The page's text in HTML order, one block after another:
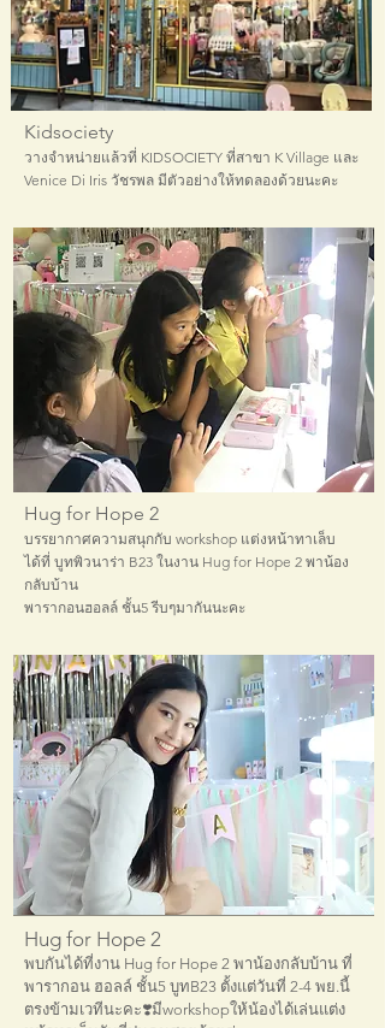
Kidsociety
วางจำหน่ายแล้วที่ KIDSOCIETY ที่สาขา K Village และ
Venice Di Iris วัชรพล มีตัวอย่างให้ทดลองด้วยนะคะ
Hug for Hope 2
บรรยากาศความสนุกกับ workshop แต่งหน้าทาเล็บ
ได้ที่ บูทพิวนาร่า B23 ในงาน Hug for Hope 2 พาน้อง
กลับบ้าน
พารากอนฮอลล์ ชั้น5 รีบๆมากันนะคะ
Hug for Hope 2
พบกันได้ที่งาน Hug for Hope 2 พาน้องกลับบ้าน ที่
พารากอน ฮอลล์ ชั้น5 บูทB23 ตั้งแต่วันที่ 2-4 พย.นี้
ตรงข้ามเวทีนะคะ❣️มีworkshopให้น้องได้เล่นแต่ง